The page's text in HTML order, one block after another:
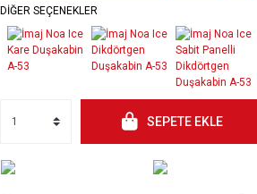
DİĞER SEÇENEKLER
SEPETE EKLE